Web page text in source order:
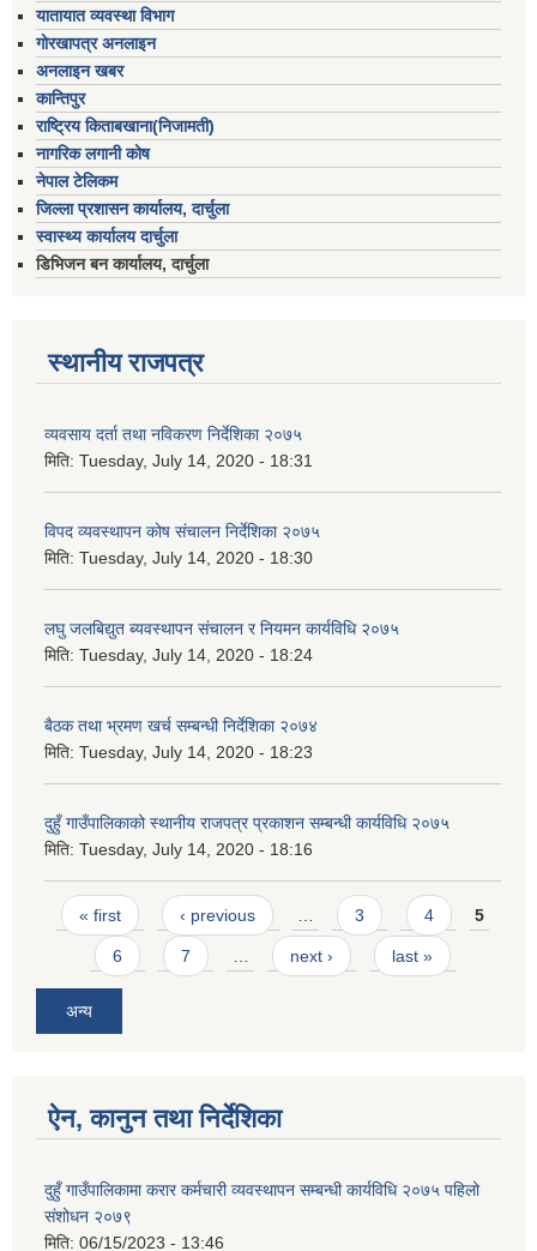
यातायात व्यवस्था विभाग
गोरखापत्र अनलाइन
अनलाइन खबर
कान्तिपुर
राष्ट्रिय किताबखाना(निजामती)
नागरिक लगानी कोष
नेपाल टेलिकम
जिल्ला प्रशासन कार्यालय, दार्चुला
स्वास्थ्य कार्यालय दार्चुला
डिभिजन बन कार्यालय, दार्चुला
स्थानीय राजपत्र
व्यवसाय दर्ता तथा नविकरण निर्देशिका २०७५
मिति: Tuesday, July 14, 2020 - 18:31
विपद व्यवस्थापन कोष संचालन निर्देशिका २०७५
मिति: Tuesday, July 14, 2020 - 18:30
लघु जलबिद्युत ब्यवस्थापन संचालन र नियमन कार्यविधि २०७५
मिति: Tuesday, July 14, 2020 - 18:24
बैठक तथा भ्रमण खर्च सम्बन्धी निर्देशिका २०७४
मिति: Tuesday, July 14, 2020 - 18:23
दुहुँ गाउँपालिकाको स्थानीय राजपत्र प्रकाशन सम्बन्धी कार्यविधि २०७५
मिति: Tuesday, July 14, 2020 - 18:16
Pages
« first ‹ previous 3 4 5
6 7 next › last »
अन्य
ऐन, कानुन तथा निर्देशिका
दुहुँ गाउँपालिकामा करार कर्मचारी व्यवस्थापन सम्बन्धी कार्यविधि २०७५ पहिलो
संशोधन २०७९
मिति: 06/15/2023 - 13:46